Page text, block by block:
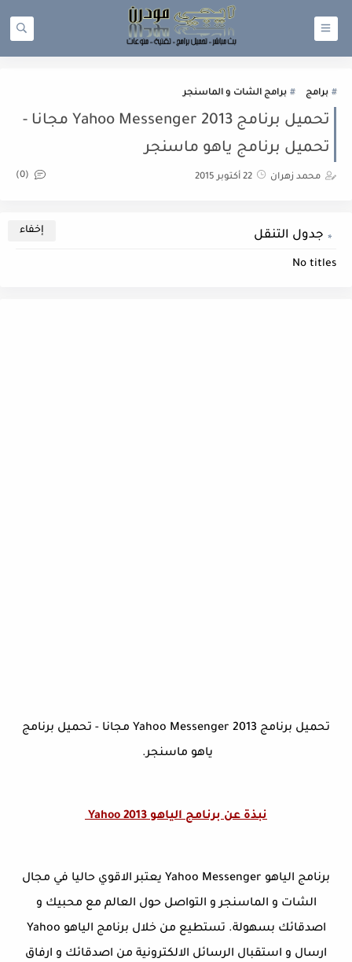
برامج برامج الشات و الماسنجر
تحميل برنامج Yahoo Messenger 2013 مجانا -
تحميل برنامج ياهو ماسنجر
محمد زهران 22 أكتوبر 2015 (0)
جدول التنقل
No titles
تحميل برنامج Yahoo Messenger 2013 مجانا - تحميل برنامج
ياهو ماسنجر.
نبذة عن برنامج الياهو Yahoo 2013
برنامج الياهو Yahoo Messenger يعتبر الاقوي حاليا في مجال
الشات و الماسنجر و التواصل حول العالم مع محبيك و
اصدقائك بسهولة. تستطيع من خلال برنامج الياهو Yahoo
ارسال و استقبال الرسائل الالكترونية من اصدقائك و ارفاق